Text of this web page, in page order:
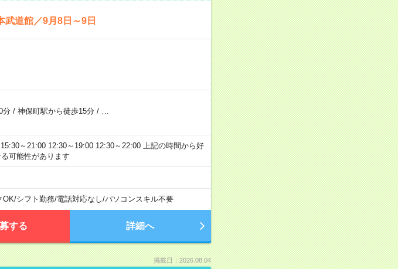
武道館／9月8日～9日
分/ 神保町駅から徒歩15分/
～21:00 12:30～19:00 12:30～22:00 上記の時間から好
可能性があります
OK/シフト勤務/電話対応なし/パソコンスキル不要
する 詳細へ
掲載日：2026.08.04